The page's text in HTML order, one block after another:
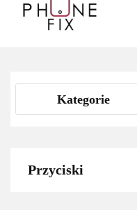
Kategorie
Przyciski